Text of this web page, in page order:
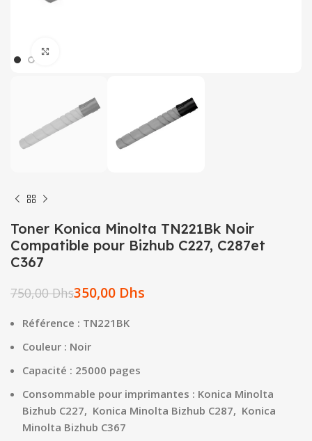
Toner Konica Minolta TN221Bk Noir
Compatible pour Bizhub C227, C287et
C367
750,00Dhs350,00 Dhs
Référence : TN221BK
Couleur : Noir
Capacité : 25000 pages
Consommable pour imprimantes : Konica Minolta
Bizhub C227, Konica Minolta Bizhub C287, Konica
Minolta Bizhub C367